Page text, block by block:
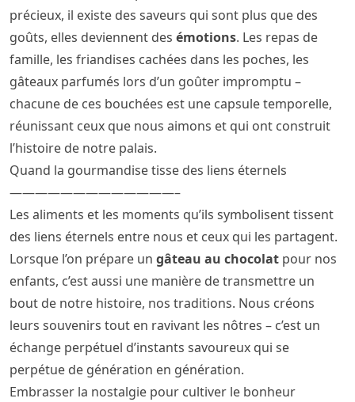
précieux, il existe des saveurs qui sont plus que des
goûts, elles deviennent des émotions. Les repas de
famille, les friandises cachées dans les poches, les
gâteaux parfumés lors d’un goûter impromptu –
chacune de ces bouchées est une capsule temporelle,
réunissant ceux que nous aimons et qui ont construit
l’histoire de notre palais.
Quand la gourmandise tisse des liens éternels
—————————————–
Les aliments et les moments qu’ils symbolisent tissent
des liens éternels entre nous et ceux qui les partagent.
Lorsque l’on prépare un gâteau au chocolat pour nos
enfants, c’est aussi une manière de transmettre un
bout de notre histoire, nos traditions. Nous créons
leurs souvenirs tout en ravivant les nôtres – c’est un
échange perpétuel d’instants savoureux qui se
perpétue de génération en génération.
Embrasser la nostalgie pour cultiver le bonheur